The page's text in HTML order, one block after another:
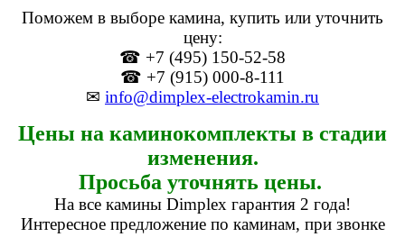
Поможем в выборе камина, купить или уточнить
цену:
☎ +7 (495) 150-52-58
☎ +7 (915) 000-8-111
✉ info@dimplex-electrokamin.ru
Цены на каминокомплекты в стадии
изменения.
Просьба уточнять цены.
На все камины Dimplex гарантия 2 года!
Интересное предложение по каминам, при звонке